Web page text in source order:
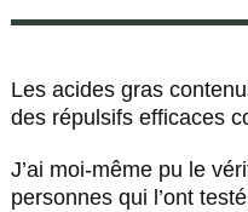
Les acides gras
des répulsifs efficaces
J’ai moi-même pu le
personnes qui l’ont